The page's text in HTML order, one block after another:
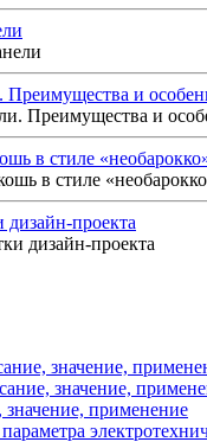
Преимущества и
в стиле
дизайн-проекта
значение,
значение,
применение